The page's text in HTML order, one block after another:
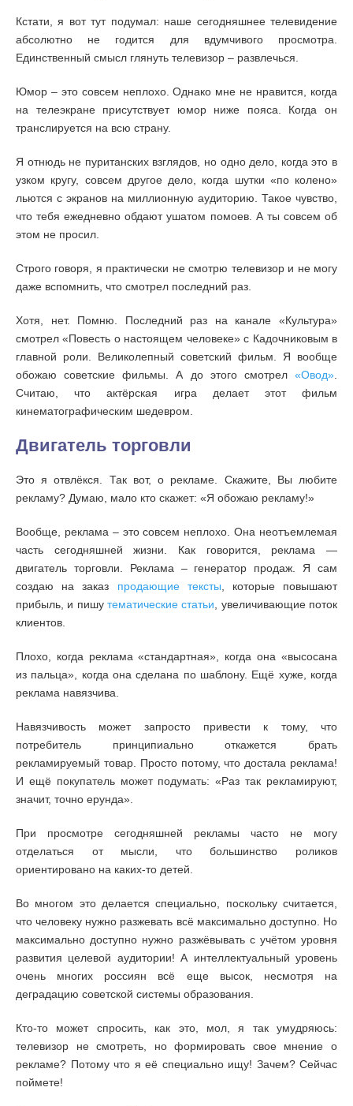
Кстати, я вот тут подумал: наше сегодняшнее телевидение
абсолютно не годится для вдумчивого просмотра.
Единственный смысл глянуть телевизор – развлечься.
Юмор – это совсем неплохо. Однако мне не нравится, когда
на телеэкране присутствует юмор ниже пояса. Когда он
транслируется на всю страну.
Я отнюдь не пуританских взглядов, но одно дело, когда это в
узком кругу, совсем другое дело, когда шутки «по колено»
льются с экранов на миллионную аудиторию. Такое чувство,
что тебя ежедневно обдают ушатом помоев. А ты совсем об
этом не просил.
Строго говоря, я практически не смотрю телевизор и не могу
даже вспомнить, что смотрел последний раз.
Хотя, нет. Помню. Последний раз на канале «Культура»
смотрел «Повесть о настоящем человеке» с Кадочниковым в
главной роли. Великолепный советский фильм. Я вообще
обожаю советские фильмы. А до этого смотрел «Овод»
Считаю, что актёрская игра делает этот фильм
кинематографическим шедевром.
Двигатель торговли
Это я отвлёкся. Так вот, о рекламе. Скажите, Вы любите
рекламу? Думаю, мало кто скажет: «Я обожаю рекламу!»
Вообще, реклама – это совсем неплохо. Она неотъемлемая
часть сегодняшней жизни. Как говорится, реклама —
двигатель торговли. Реклама – генератор продаж. Я сам
создаю на заказ продающие тексты , которые повышают
прибыль, и пишу тематические статьи , увеличивающие поток
клиентов.
Плохо, когда реклама «стандартная», когда она «высосана
из пальца», когда она сделана по шаблону. Ещё хуже, когда
реклама навязчива.
Навязчивость может запросто привести к тому, что
потребитель принципиально откажется брать
рекламируемый товар. Просто потому, что достала реклама!
И ещё покупатель может подумать: «Раз так рекламируют,
значит, точно ерунда».
При просмотре сегодняшней рекламы часто не могу
отделаться от мысли, что большинство роликов
ориентировано на каких-то детей.
Во многом это делается специально, поскольку считается,
что человеку нужно разжевать всё максимально доступно. Но
максимально доступно нужно разжёвывать с учётом уровня
развития целевой аудитории! А интеллектуальный уровень
очень многих россиян всё еще высок, несмотря на
деградацию советской системы образования.
Кто-то может спросить, как это, мол, я так умудряюсь:
телевизор не смотреть, но формировать свое мнение о
рекламе? Потому что я её специально ищу! Зачем? Сейчас
поймете!